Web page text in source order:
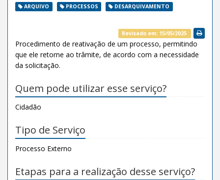
ARQUIVO PROCESSOS DESARQUIVAMENTO
Revisado em: 15/05/2025
Procedimento de reativação de um processo, permitindo
que ele retorne ao trâmite, de acordo com a necessidade
da solicitação.
Quem pode utilizar esse serviço?
Cidadão
Tipo de Serviço
Processo Externo
Etapas para a realização desse serviço?